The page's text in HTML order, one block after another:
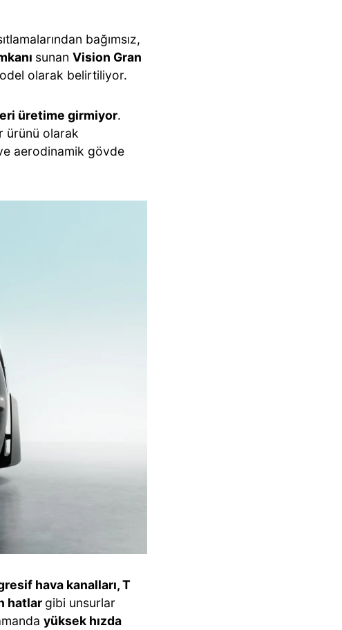
bağımsız,
sunan Vision Gran
olarak belirtiliyor.
üretime girmiyor.
ürünü olarak
aerodinamik gövde
hava kanalları, T
hatlar gibi unsurlar
yüksek hızda